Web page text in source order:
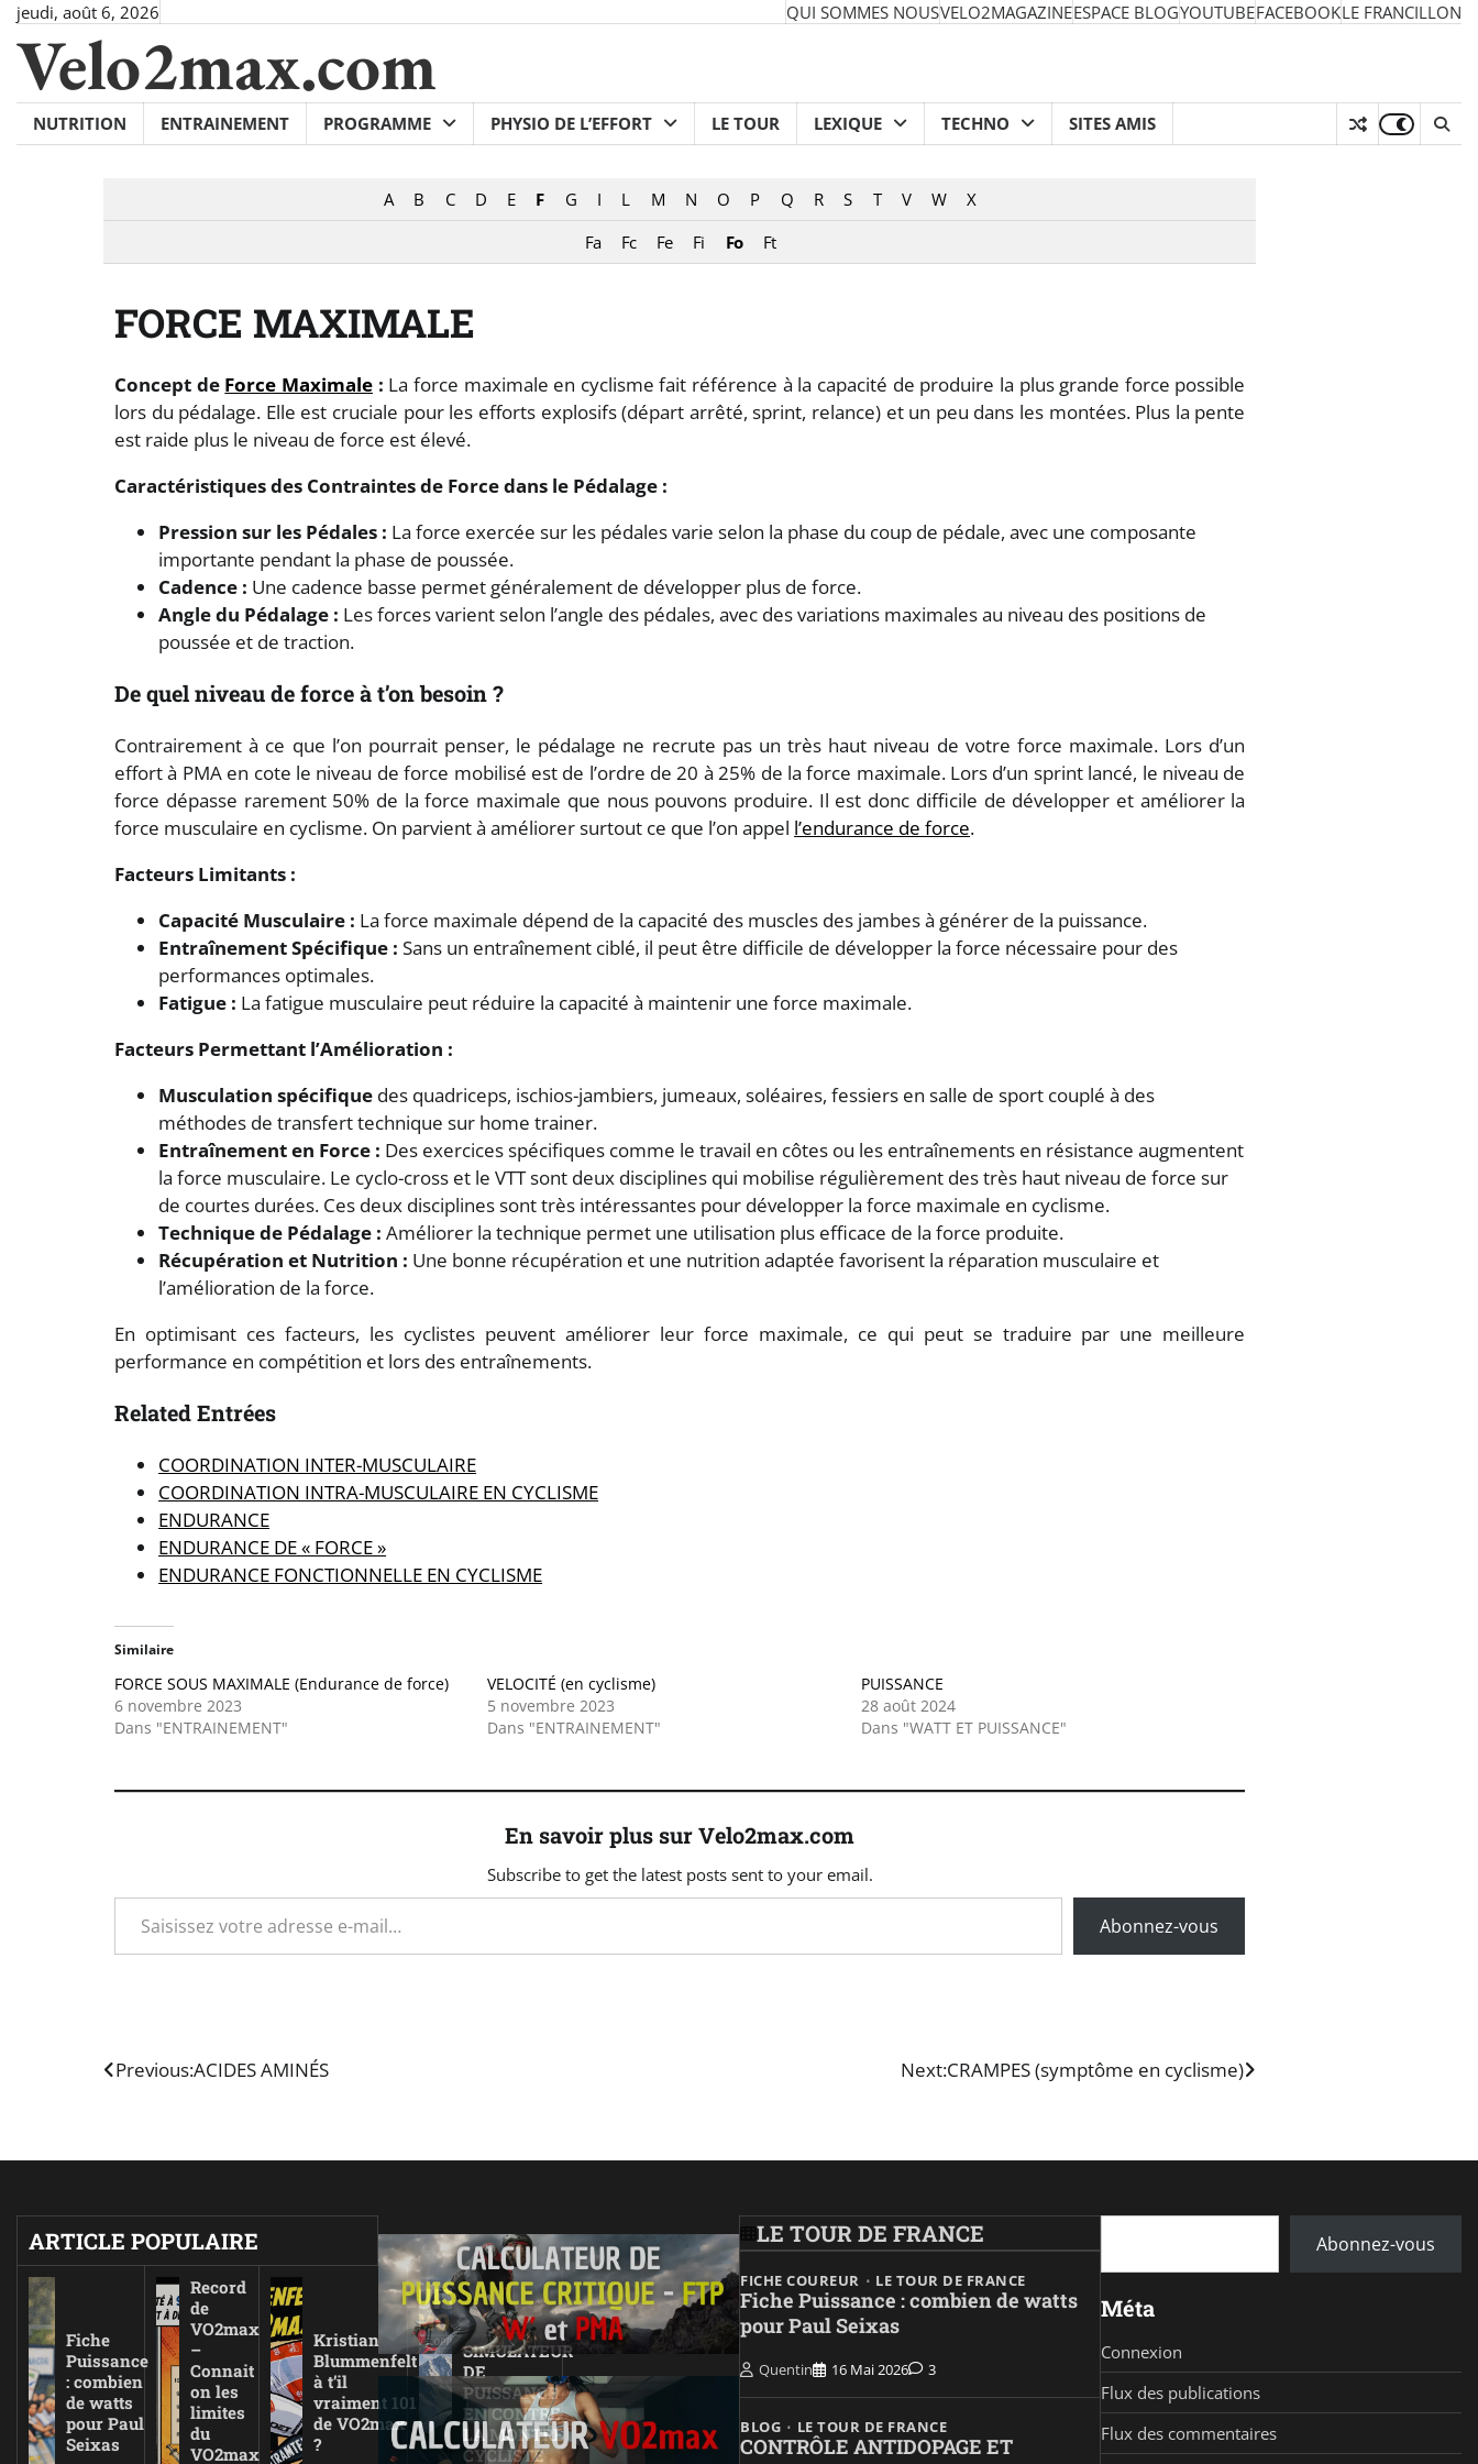
Skip
content
jeudi, août 6, 2026 QUI SOMMES NOUSVELO2MAGAZINEESPACE BLOGYOUTUBEFACEBOOKLE FRANCILLON
Velo2max.com
NUTRITION ENTRAINEMENT PROGRAMME PHYSIO DE L’EFFORT LE TOUR LEXIQUE TECHNO SITES AMIS
A B C D E F G I L M N O P Q R S T V W
X
Fa
Fc Fe Fi Fo Ft
FORCE MAXIMALE
Concept de Force Maximale : La force maximale en cyclisme fait référence à la capacité de produire la plus grande force possible
lors du pédalage. Elle est cruciale pour les efforts explosifs (départ arrêté, sprint, relance) et un peu dans les montées. Plus la pente
est raide plus le niveau de force est élevé.
Caractéristiques des Contraintes de Force dans le Pédalage :
Pression sur les Pédales : La force exercée sur les pédales varie selon la phase du coup de pédale, avec une composante
importante pendant la phase de poussée.
Cadence : Une cadence basse permet généralement de développer plus de force.
Angle du Pédalage : Les forces varient selon l’angle des pédales, avec des variations maximales au niveau des positions de
poussée et de traction.
De quel niveau de force à t’on besoin ?
Contrairement à ce que l’on pourrait penser, le pédalage ne recrute pas un très haut niveau de votre force maximale. Lors d’un
effort à PMA en cote le niveau de force mobilisé est de l’ordre de 20 à 25% de la force maximale. Lors d’un sprint lancé, le niveau de
force dépasse rarement 50% de la force maximale que nous pouvons produire. Il est donc difficile de développer et améliorer la
force musculaire en cyclisme. On parvient à améliorer surtout ce que l’on appel l’endurance de force.
Facteurs Limitants :
Capacité Musculaire : La force maximale dépend de la capacité des muscles des jambes à générer de la puissance.
Entraînement Spécifique : Sans un entraînement ciblé, il peut être difficile de développer la force nécessaire pour des
performances optimales.
Fatigue : La fatigue musculaire peut réduire la capacité à maintenir une force maximale.
Facteurs Permettant l’Amélioration :
Musculation spécifique des quadriceps, ischios-jambiers, jumeaux, soléaires, fessiers en salle de sport couplé à des
méthodes de transfert technique sur home trainer.
Entraînement en Force : Des exercices spécifiques comme le travail en côtes ou les entraînements en résistance augmentent
la force musculaire. Le cyclo-cross et le VTT sont deux disciplines qui mobilise régulièrement des très haut niveau de force sur
de courtes durées. Ces deux disciplines sont très intéressantes pour développer la force maximale en cyclisme.
Technique de Pédalage : Améliorer la technique permet une utilisation plus efficace de la force produite.
Récupération et Nutrition : Une bonne récupération et une nutrition adaptée favorisent la réparation musculaire et
l’amélioration de la force.
En optimisant ces facteurs, les cyclistes peuvent améliorer leur force maximale, ce qui peut se traduire par une meilleure
performance en compétition et lors des entraînements.
Related Entrées
COORDINATION INTER-MUSCULAIRE
COORDINATION INTRA-MUSCULAIRE EN CYCLISME
ENDURANCE
ENDURANCE DE « FORCE »
ENDURANCE FONCTIONNELLE EN CYCLISME
Similaire
FORCE SOUS MAXIMALE (Endurance de force)
6 novembre 2023
Dans "ENTRAINEMENT"
VELOCITÉ (en cyclisme)
5 novembre 2023
Dans "ENTRAINEMENT"
PUISSANCE
28 août 2024
Dans "WATT ET PUISSANCE"
En savoir plus sur Velo2max.com
Subscribe to get the latest posts sent to your email.
Saisissez votre adresse e-mail…
Abonnez-vous
Navigation
l’article
Previous:ACIDES AMINÉS Next:CRAMPES (symptôme en cyclisme)
ARTICLE POPULAIRE
Fiche
Puissance
: combien
de watts
pour Paul
Seixas
Record
de
VO2max
–
Connait
on les
limites
du
VO2max
Kristian
Blummenfelt
à t’il
vraiment 101
de VO2max
?
SIMULATEUR
DE
PUISSANCE
EN CONTRE
LA MONTRE
CYCLISTE
LE TOUR DE FRANCE
FICHE COUREUR LE TOUR DE FRANCE
Fiche Puissance : combien de watts
pour Paul Seixas
Quentin 16 Mai 2026 3
BLOG LE TOUR DE FRANCE
CONTRÔLE ANTIDOPAGE ET
Saisissez votre adresse e-mail…
Abonnez-vous
Méta
Connexion
Flux des publications
Flux des commentaires